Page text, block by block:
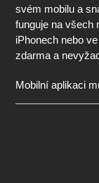
svém mobilu a
funguje na všech
iPhonech nebo
zdarma a
Mobilní aplikaci